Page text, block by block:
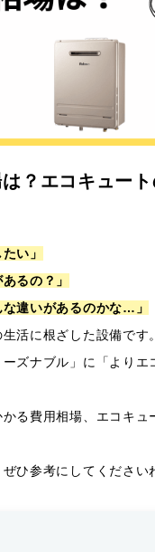
？エコキュー
い」
るの？」
な違いがあるのかな…」
活に根ざした設備です
ズナブル」に「よりエ
る費用相場、エコキュ
ひ参考にしてください